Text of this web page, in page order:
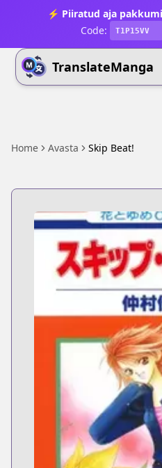
⚡ Piiratud aja
Code:
T1P15VV
TranslateManga
Home Avasta Skip Beat!